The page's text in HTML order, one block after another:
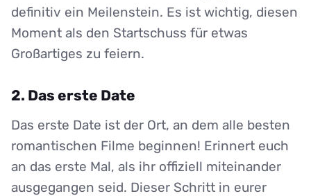
definitiv ein Meilenstein. Es ist wichtig, diesen
Moment als den Startschuss für etwas
Großartiges zu feiern.
2. Das erste Date
Das erste Date ist der Ort, an dem alle besten
romantischen Filme beginnen! Erinnert euch
an das erste Mal, als ihr offiziell miteinander
ausgegangen seid. Dieser Schritt in eurer